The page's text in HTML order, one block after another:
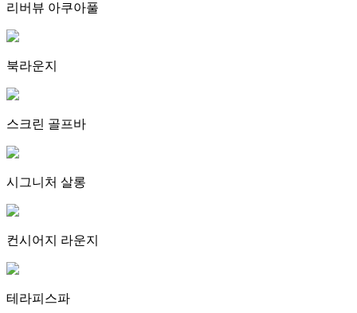
리버뷰 아쿠아풀
북라운지
스크린 골프바
시그니처 살롱
컨시어지 라운지
테라피스파